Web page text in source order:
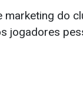
do
jogadores